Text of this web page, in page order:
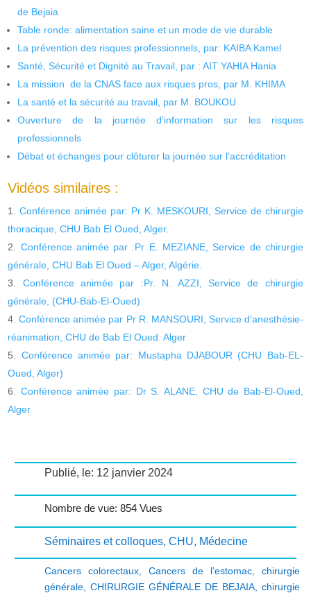
de Bejaia
Table ronde: alimentation saine et un mode de vie durable
La prévention des risques professionnels, par: KAIBA Kamel
Santé, Sécurité et Dignité au Travail, par : AIT YAHIA Hania
La mission de la CNAS face aux risques pros, par M. KHIMA
La santé et la sécurité au travail, par M. BOUKOU
Ouverture de la journée d’information sur les risques
professionnels
Débat et échanges pour clôturer la journée sur l’accréditation
Vidéos similaires :
Conférence animée par: Pr K. MESKOURI, Service de chirurgie
thoracique, CHU Bab El Oued, Alger.
Conférence animée par :Pr E. MEZIANE, Service de chirurgie
générale, CHU Bab El Oued – Alger, Algérie.
Conférence animée par :Pr. N. AZZI, Service de chirurgie
générale, (CHU-Bab-El-Oued)
Conférence animée par Pr R. MANSOURI, Service d’anesthésie-
réanimation, CHU de Bab El Oued. Alger
Conférence animée par: Mustapha DJABOUR (CHU Bab-EL-
Oued, Alger)
Conférence animée par: Dr S. ALANE, CHU de Bab-El-Oued,
Alger
Publié, le: 12 janvier 2024
Nombre de vue: 854 Vues
Séminaires et colloques, CHU, Médecine
Cancers colorectaux, Cancers de l’estomac, chirurgie
générale, CHIRURGIE GÉNÉRALE DE BEJAIA, chirurgie